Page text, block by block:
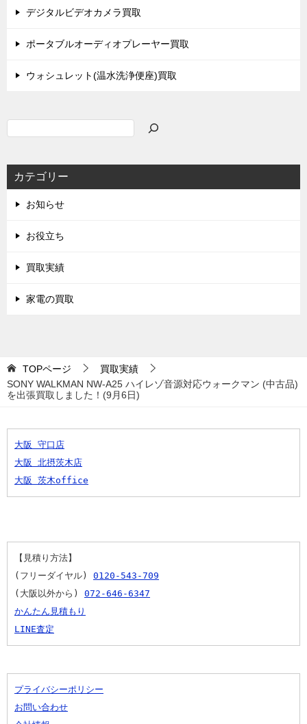
デジタルビデオカメラ買取
ポータブルオーディオプレーヤー買取
ウォシュレット(温水洗浄便座)買取
カテゴリー
お知らせ
お役立ち
買取実績
家電の買取
TOPページ
買取実績
SONY WALKMAN NW-A25 ハイレゾ音源対応ウォークマン (中古品)
を出張買取しました！(9月6日)
大阪 守口店
大阪 北摂茨木店
大阪 茨木office
【見積り方法】
(フリーダイヤル) 0120-543-709
(大阪以外から) 072-646-6347
かんたん見積もり
LINE査定
プライバシーポリシー
お問い合わせ